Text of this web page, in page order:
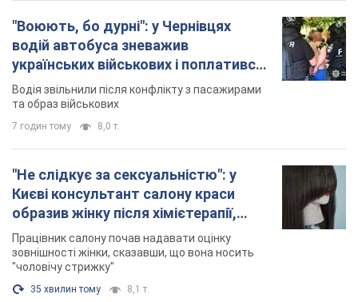
"Воюють, бо дурні": у Чернівцях
водій автобуса зневажив
українських військових і поплатився.
Відео
Водія звільнили після конфлікту з пасажирами
та образ військових
7 годин тому 8,0 т.
"Не слідкує за сексуальністю": у
Києві консультант салону краси
образив жінку після хімієтерапії,
розгорівся скандал. Фото
Працівник салону почав надавати оцінку
зовнішності жінки, сказавши, що вона носить
"чоловічу стрижку"
35 хвилин тому 8,1 т.